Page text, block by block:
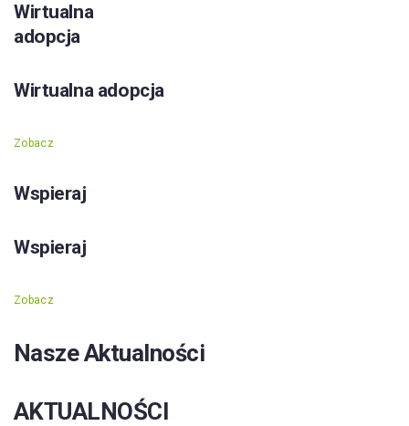
Wirtualna
adopcja
Wirtualna adopcja
Zobacz
Wspieraj
Wspieraj
Zobacz
Nasze Aktualności
AKTUALNOŚCI